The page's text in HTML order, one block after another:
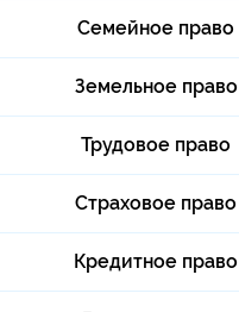
Семейное право
Земельное право
Трудовое право
Страховое право
Кредитное право